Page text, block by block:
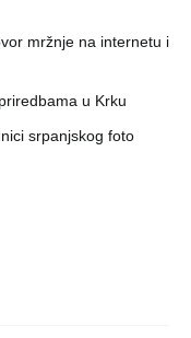
mržnje na internetu i
u Krku
srpanjskog foto